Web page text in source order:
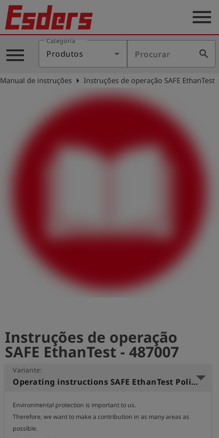
Produtos
shieldRegistro
menu
menu
Categoria
Produtos Procurar search
Manual de instruções arrow_right Instruções de operação SAFE EthanTest
Instruções de operação
SAFE EthanTest - 487007
Variante:
Operating instructions SAFE EthanTest Polish
Environmental protection is important to us.
Therefore, we want to make a contribution in as many areas as
possible.